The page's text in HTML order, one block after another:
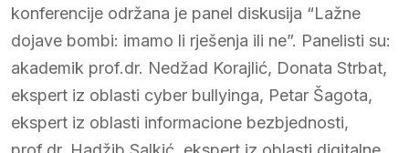
konferencije održana je panel diskusija “Lažne
dojave bombi: imamo li rješenja ili ne”. Panelisti su:
akademik prof.dr. Nedžad Korajlić, Donata Strbat,
ekspert iz oblasti cyber bullyinga, Petar Šagota,
ekspert iz oblasti informacione bezbjednosti,